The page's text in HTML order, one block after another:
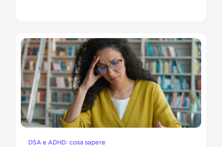
DSA e ADHD: cosa sapere